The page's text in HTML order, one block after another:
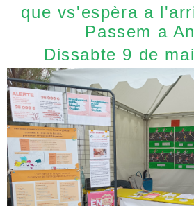
que vs'espèra a
Passem a
Dissabte 9 de